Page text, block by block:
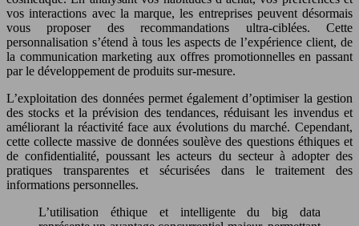
vos interactions avec la marque, les entreprises peuvent désormais
vous proposer des recommandations ultra-ciblées. Cette
personnalisation s’étend à tous les aspects de l’expérience client, de
la communication marketing aux offres promotionnelles en passant
par le développement de produits sur-mesure.
L’exploitation des données permet également d’optimiser la gestion
des stocks et la prévision des tendances, réduisant les invendus et
améliorant la réactivité face aux évolutions du marché. Cependant,
cette collecte massive de données soulève des questions éthiques et
de confidentialité, poussant les acteurs du secteur à adopter des
pratiques transparentes et sécurisées dans le traitement des
informations personnelles.
L’utilisation éthique et intelligente du big data